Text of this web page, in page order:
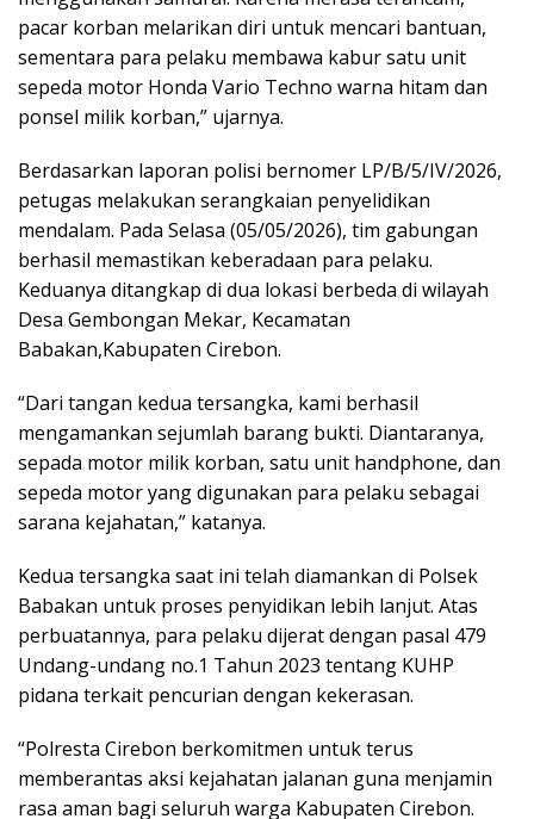
pacar korban melarikan diri untuk mencari bantuan,
sementara para pelaku membawa kabur satu unit
sepeda motor Honda Vario Techno warna hitam dan
ponsel milik korban,” ujarnya.
Berdasarkan laporan polisi bernomer LP/B/5/IV/2026,
petugas melakukan serangkaian penyelidikan
mendalam. Pada Selasa (05/05/2026), tim gabungan
berhasil memastikan keberadaan para pelaku.
Keduanya ditangkap di dua lokasi berbeda di wilayah
Desa Gembongan Mekar, Kecamatan
Babakan,Kabupaten Cirebon.
“Dari tangan kedua tersangka, kami berhasil
mengamankan sejumlah barang bukti. Diantaranya,
sepada motor milik korban, satu unit handphone, dan
sepeda motor yang digunakan para pelaku sebagai
sarana kejahatan,” katanya.
Kedua tersangka saat ini telah diamankan di Polsek
Babakan untuk proses penyidikan lebih lanjut. Atas
perbuatannya, para pelaku dijerat dengan pasal 479
Undang-undang no.1 Tahun 2023 tentang KUHP
pidana terkait pencurian dengan kekerasan.
“Polresta Cirebon berkomitmen untuk terus
memberantas aksi kejahatan jalanan guna menjamin
rasa aman bagi seluruh warga Kabupaten Cirebon.